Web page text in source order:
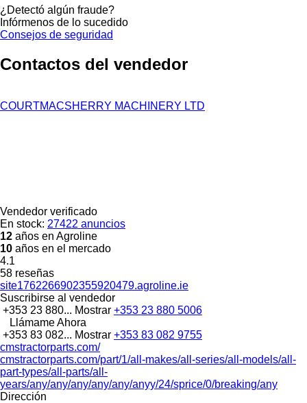
¿Detectó algún fraude?
Infórmenos de lo sucedido
Consejos de seguridad
Contactos del vendedor
COURTMACSHERRY MACHINERY LTD
Vendedor verificado
En stock: 27422 anuncios
12 años en Agroline
10 años en el mercado
4.1
58 reseñas
site1762266902355920479.agroline.ie
Suscribirse al vendedor
+353 23 880... Mostrar +353 23 880 5006
Llámame Ahora
+353 83 082... Mostrar +353 83 082 9755
cmstractorparts.com/
cmstractorparts.com/part/1/all-makes/all-series/all-models/all-
part-types/all-parts/all-
years/any/any/any/any/any/anyy/24/sprice/0/breaking/any
Dirección